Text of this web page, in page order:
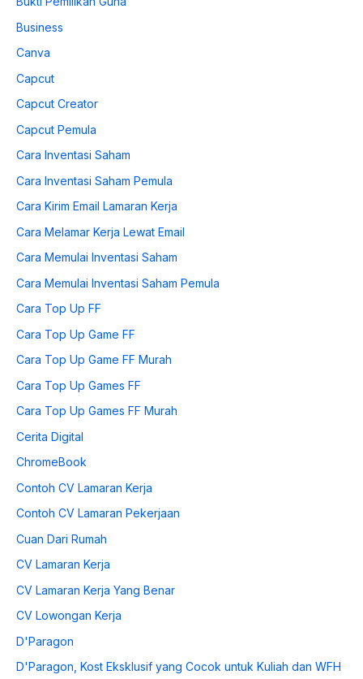
Business
Canva
Capcut
Capcut Creator
Capcut Pemula
Cara Inventasi Saham
Cara Inventasi Saham Pemula
Cara Kirim Email Lamaran Kerja
Cara Melamar Kerja Lewat Email
Cara Memulai Inventasi Saham
Cara Memulai Inventasi Saham Pemula
Cara Top Up FF
Cara Top Up Game FF
Cara Top Up Game FF Murah
Cara Top Up Games FF
Cara Top Up Games FF Murah
Cerita Digital
ChromeBook
Contoh CV Lamaran Kerja
Contoh CV Lamaran Pekerjaan
Cuan Dari Rumah
CV Lamaran Kerja
CV Lamaran Kerja Yang Benar
CV Lowongan Kerja
D'Paragon
D'Paragon, Kost Eksklusif yang Cocok untuk Kuliah dan WFH